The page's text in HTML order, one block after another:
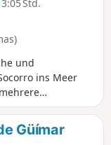
3:05 Std.
und
ins Meer
Umgebung
wenn die
eine
Güímar